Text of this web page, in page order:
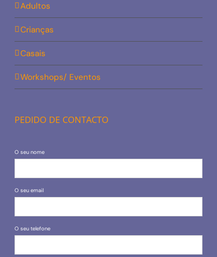
Adultos
Crianças
Casais
Workshops/ Eventos
PEDIDO DE CONTACTO
O seu nome
O seu email
O seu telefone